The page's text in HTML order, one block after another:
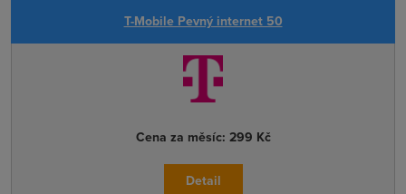
T-Mobile Pevný internet 50
Cena za měsíc: 299 Kč
Detail